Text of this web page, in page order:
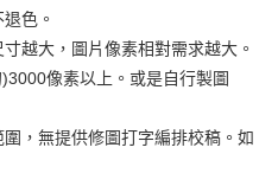
付款」的支付方式。 讓您購物簡單
色。
越大，圖片像素相對需求越大。
像素以上。或是自行製圖
，無提供修圖打字編排校稿。如